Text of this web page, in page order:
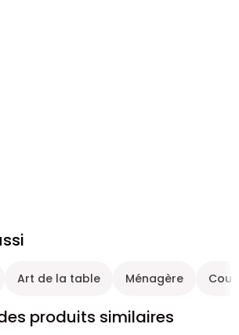
Art de la table Ménagère
produits similaires